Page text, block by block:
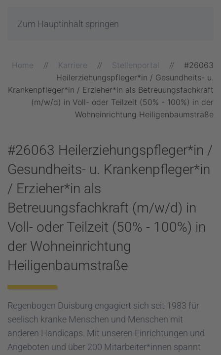
Zum Hauptinhalt springen
Home Karriere Stellenportal
#26063
Heilerziehungspfleger*in / Gesundheits- u.
Krankenpfleger*in / Erzieher*in als Betreuungsfachkraft
(m/w/d) in Voll- oder Teilzeit (50% - 100%) in der
Wohneinrichtung Heiligenbaumstraße
#26063 Heilerziehungspfleger*in /
Gesundheits- u. Krankenpfleger*in
/ Erzieher*in als
Betreuungsfachkraft (m/w/d) in
Voll- oder Teilzeit (50% - 100%) in
der Wohneinrichtung
Heiligenbaumstraße
Regenbogen Duisburg engagiert sich seit 1983 für
seelisch kranke Menschen und Menschen mit
anderen Handicaps. Mit unseren Einrichtungen und
Angeboten und über 200 Mitarbeiter*innen spannt